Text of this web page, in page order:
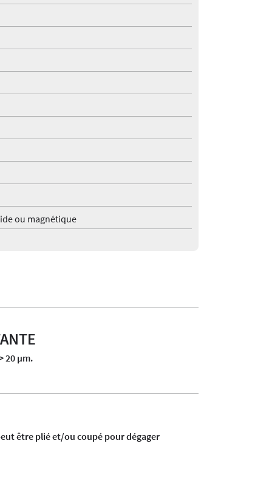
ou magnétique
20 µm.
être plié et/ou coupé pour dégager